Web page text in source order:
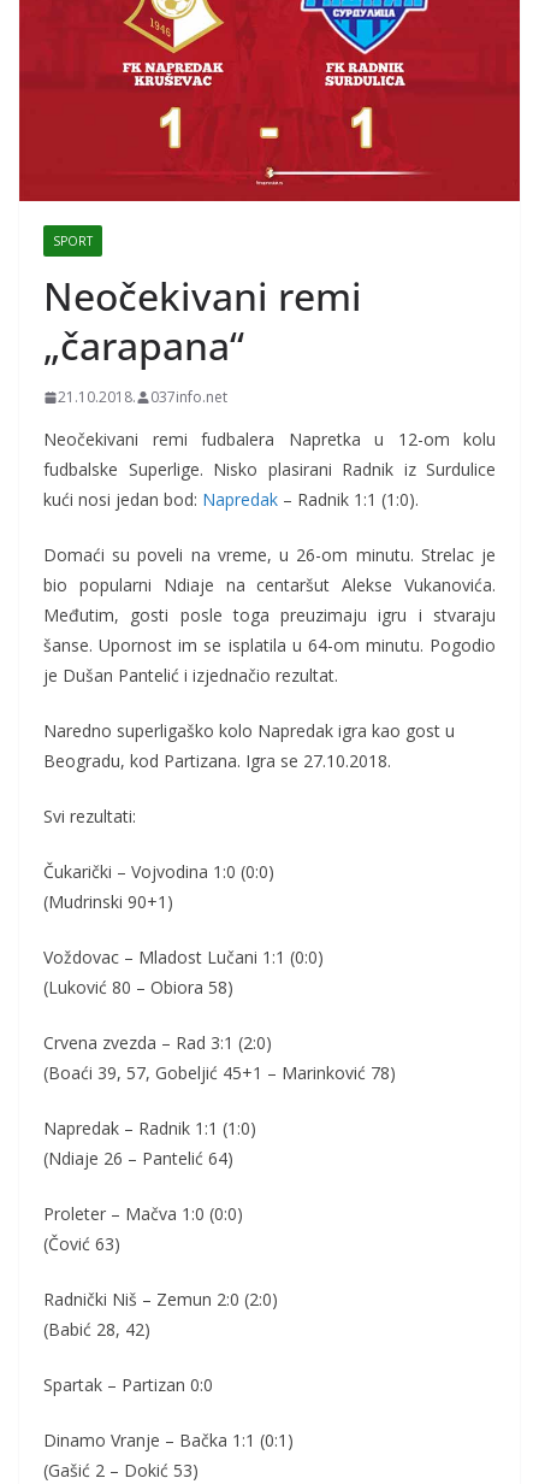
SPORT
Neočekivani remi
„čarapana“
21.10.2018. 037info.net
Neočekivani remi fudbalera Napretka u 12-om kolu
fudbalske Superlige. Nisko plasirani Radnik iz Surdulice
kući nosi jedan bod: Napredak – Radnik 1:1 (1:0).
Domaći su poveli na vreme, u 26-om minutu. Strelac je
bio popularni Ndiaje na centaršut Alekse Vukanovića.
Međutim, gosti posle toga preuzimaju igru i stvaraju
šanse. Upornost im se isplatila u 64-om minutu. Pogodio
je Dušan Pantelić i izjednačio rezultat.
Naredno superligaško kolo Napredak igra kao gost u
Beogradu, kod Partizana. Igra se 27.10.2018.
Svi rezultati:
Čukarički – Vojvodina 1:0 (0:0)
(Mudrinski 90+1)
Voždovac – Mladost Lučani 1:1 (0:0)
(Luković 80 – Obiora 58)
Crvena zvezda – Rad 3:1 (2:0)
(Boaći 39, 57, Gobeljić 45+1 – Marinković 78)
Napredak – Radnik 1:1 (1:0)
(Ndiaje 26 – Pantelić 64)
Proleter – Mačva 1:0 (0:0)
(Čović 63)
Radnički Niš – Zemun 2:0 (2:0)
(Babić 28, 42)
Spartak – Partizan 0:0
Dinamo Vranje – Bačka 1:1 (0:1)
(Gašić 2 – Dokić 53)